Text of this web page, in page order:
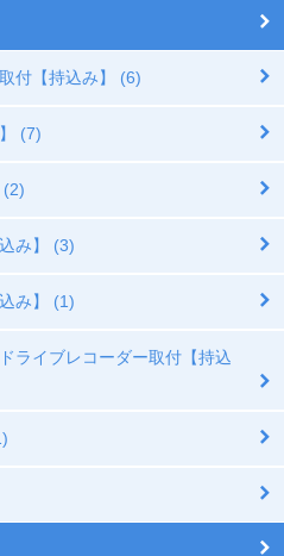
付【持込み】 (6)
(7)
(2)
み】 (3)
み】 (1)
ライブレコーダー取付【持込